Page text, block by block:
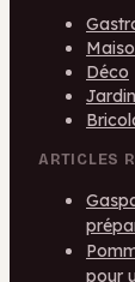
Déco
ARTICLES
pour